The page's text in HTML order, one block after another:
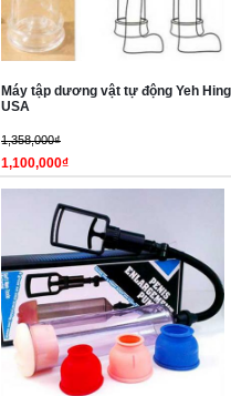
Máy tập dương vật tự động Yeh Hing
USA
1,358,000₫
1,100,000₫